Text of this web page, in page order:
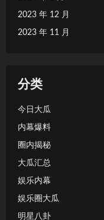
2023 年 12 月
2023 年 11 月
分类
今日大瓜
内幕爆料
圈内揭秘
大瓜汇总
娱乐内幕
娱乐圈大瓜
明星八卦